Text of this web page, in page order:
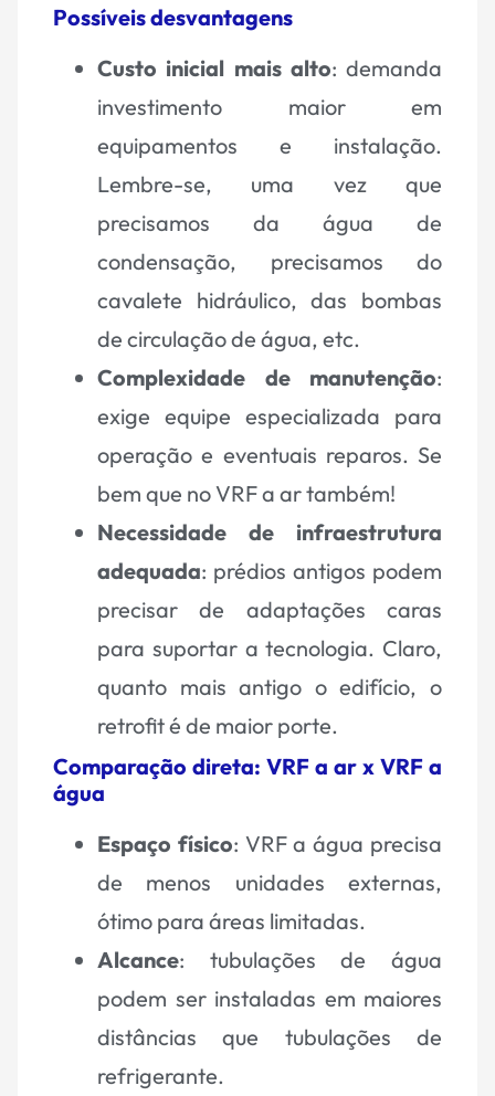
Possíveis desvantagens
Custo inicial mais alto: demanda
investimento maior em
equipamentos e instalação.
Lembre-se, uma vez que
precisamos da água de
condensação, precisamos do
cavalete hidráulico, das bombas
de circulação de água, etc.
Complexidade de manutenção:
exige equipe especializada para
operação e eventuais reparos. Se
bem que no VRF a ar também!
Necessidade de infraestrutura
adequada: prédios antigos podem
precisar de adaptações caras
para suportar a tecnologia. Claro,
quanto mais antigo o edifício, o
retrofit é de maior porte.
Comparação direta: VRF a ar x VRF a
água
Espaço físico: VRF a água precisa
de menos unidades externas,
ótimo para áreas limitadas.
Alcance: tubulações de água
podem ser instaladas em maiores
distâncias que tubulações de
refrigerante.